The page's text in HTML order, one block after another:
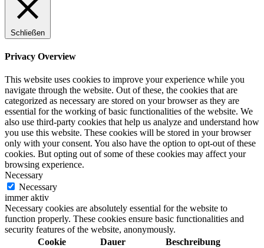
Schließen
Privacy Overview
This website uses cookies to improve your experience while you
navigate through the website. Out of these, the cookies that are
categorized as necessary are stored on your browser as they are
essential for the working of basic functionalities of the website. We
also use third-party cookies that help us analyze and understand how
you use this website. These cookies will be stored in your browser
only with your consent. You also have the option to opt-out of these
cookies. But opting out of some of these cookies may affect your
browsing experience.
Necessary
Necessary
immer aktiv
Necessary cookies are absolutely essential for the website to
function properly. These cookies ensure basic functionalities and
security features of the website, anonymously.
Cookie
Dauer Beschreibung